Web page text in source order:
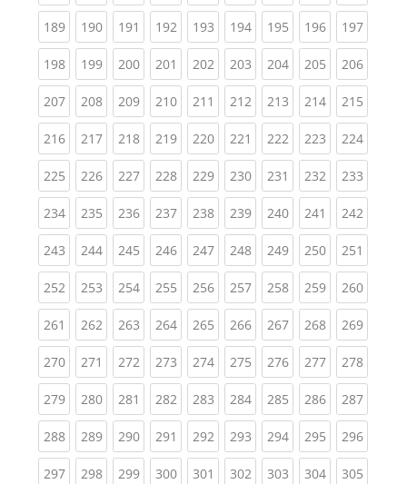
189(current)
190(current)
191 (current)
192(current)
193(current)
194(current)
195(current)
196(current)
197
198(current)
199(current)
200(current)
201 (current)
202(current)
203(current)
204(current)
205(current)
206
207(current)
208(current)
209(current)
210(current)
211 (current)
212(current)
213(current)
214(current)
215
216(current)
217(current)
218(current)
219(current)
220(current)
221 (current)
222(current)
223(current)
224
225(current)
226(current)
227(current)
228(current)
229(current)
230(current)
231 (current)
232(current)
233
234(current)
235(current)
236(current)
237(current)
238(current)
239(current)
240(current)
241 (current)
242
243(current)
244(current)
245(current)
246(current)
247(current)
248(current)
249(current)
250(current)
251
252(current)
253(current)
254(current)
255(current)
256(current)
257(current)
258(current)
259(current)
260
261 (current)
262(current)
263(current)
264(current)
265(current)
266(current)
267(current)
268(current)
269
270(current)
271 (current)
272(current)
273(current)
274(current)
275(current)
276(current)
277(current)
278
279(current)
280(current)
281 (current)
282(current)
283(current)
284(current)
285(current)
286(current)
287
288(current)
289(current)
290(current)
291 (current)
292(current)
293(current)
294(current)
295(current)
296
297(current)
298(current)
299(current)
300(current)
301 (current)
302(current)
303(current)
304(current)
305